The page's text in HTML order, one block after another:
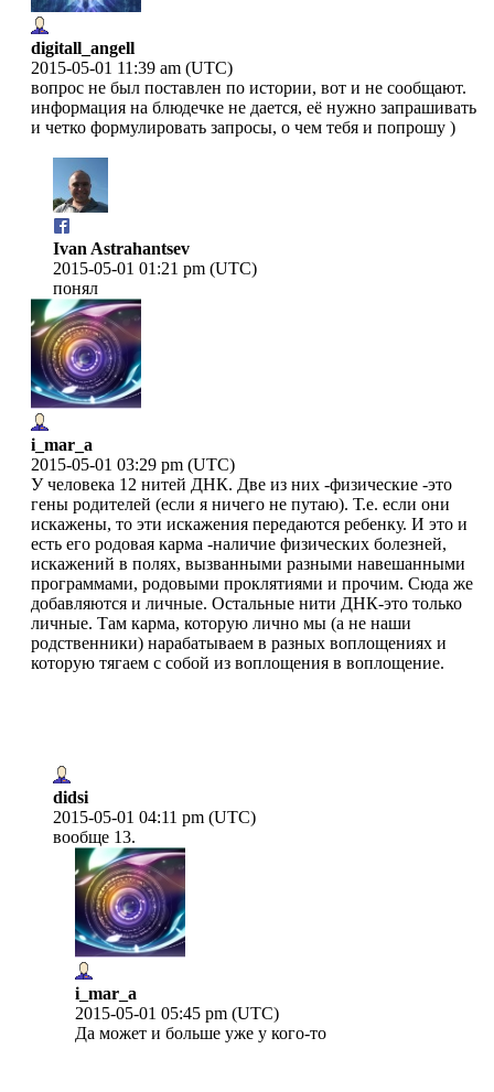
digitall_angell
2015-05-01 11:39 am (UTC)
вопрос не был поставлен по истории, вот и не сообщают.
информация на блюдечке не дается, её нужно запрашивать
и четко формулировать запросы, о чем тебя и попрошу )
Ivan Astrahantsev
2015-05-01 01:21 pm (UTC)
понял
i_mar_a
2015-05-01 03:29 pm (UTC)
У человека 12 нитей ДНК. Две из них -физические -это
гены родителей (если я ничего не путаю). Т.е. если они
искажены, то эти искажения передаются ребенку. И это и
есть его родовая карма -наличие физических болезней,
искажений в полях, вызванными разными навешанными
программами, родовыми проклятиями и прочим. Сюда же
добавляются и личные. Остальные нити ДНК-это только
личные. Там карма, которую лично мы (а не наши
родственники) нарабатываем в разных воплощениях и
которую тягаем с собой из воплощения в воплощение.
didsi
2015-05-01 04:11 pm (UTC)
вообще 13.
i_mar_a
2015-05-01 05:45 pm (UTC)
Да может и больше уже у кого-то